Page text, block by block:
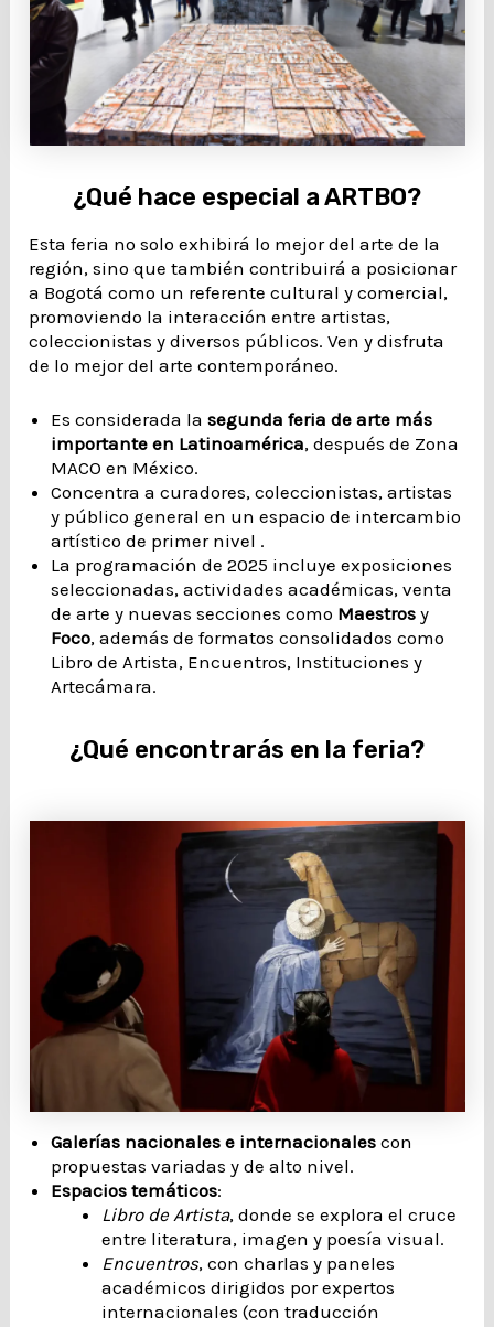
¿Qué hace especial a ARTBO?
Esta feria no solo exhibirá lo mejor del arte de la
región, sino que también contribuirá a posicionar
a Bogotá como un referente cultural y comercial,
promoviendo la interacción entre artistas,
coleccionistas y diversos públicos. Ven y disfruta
de lo mejor del arte contemporáneo.
Es considerada lasegunda feria de arte más
importante en Latinoamérica, después de Zona
MACO en México.
Concentra a curadores, coleccionistas, artistas
y público general en un espacio de intercambio
artístico de primer nivel .
La programación de 2025 incluye exposiciones
seleccionadas, actividades académicas, venta
de arte y nuevas secciones como Maestros y
Foco, además de formatos consolidados como
Libro de Artista, Encuentros, Instituciones y
Artecámara.
¿Qué encontrarás en la feria?
Galerías nacionales e internacionales con
propuestas variadas y de alto nivel.
Espacios temáticos:
Libro de Artista, donde se explora el cruce
entre literatura, imagen y poesía visual.
Encuentros, con charlas y paneles
académicos dirigidos por expertos
internacionales (con traducción